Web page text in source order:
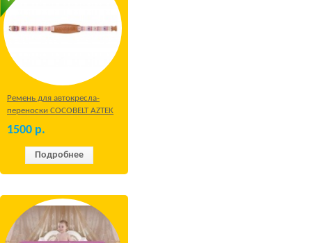
Ремень для автокресла-
переноски COCOBELT AZTEK
1500 р.
Подробнее